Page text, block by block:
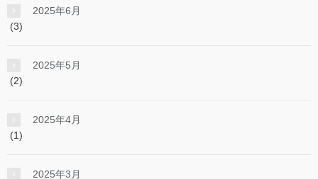
2025年6月
(3)
2025年5月
(2)
2025年4月
(1)
2025年3月